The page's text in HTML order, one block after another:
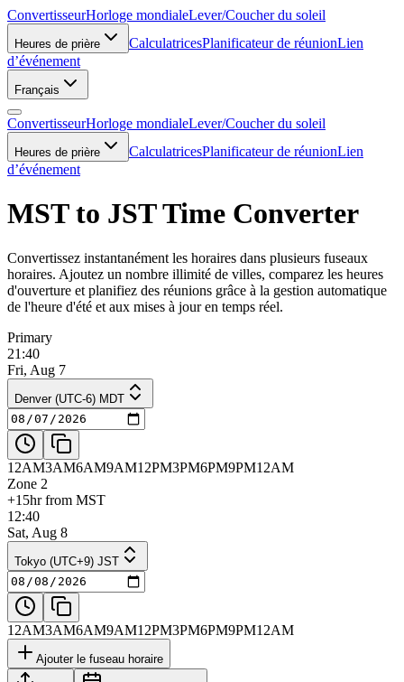
ConvertisseurHorloge mondialeLever/Coucher du soleil
Heures de prière CalculatricesPlanificateur de réunionLien
d’événement
Français
ConvertisseurHorloge mondialeLever/Coucher du soleil
Heures de prière CalculatricesPlanificateur de réunionLien
d’événement
MST to JST Time Converter
Convertissez instantanément les horaires dans plusieurs fuseaux
horaires. Ajoutez un nombre illimité de villes, comparez les heures
d'ouverture et planifiez des réunions grâce à la gestion automatique
de l'heure d'été et aux mises à jour en temps réel.
Primary
21:40
Fri, Aug 7
Denver (UTC-6) MDT
12AM3AM6AM9AM12PM3PM6PM9PM12AM
Zone 2
+15hr from MST
12:40
Sat, Aug 8
Tokyo (UTC+9) JST
12AM3AM6AM9AM12PM3PM6PM9PM12AM
Ajouter le fuseau horaire